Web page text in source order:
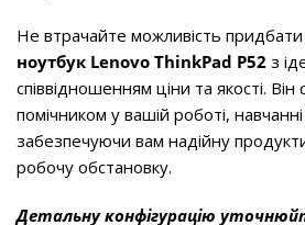
Не втрачайте можливість
ноутбук Lenovo ThinkPad P52 з
співвідношенням ціни та якості.
помічником у вашій роботі,
забезпечуючи вам надійну
робочу обстановку.
Детальну конфігурацію